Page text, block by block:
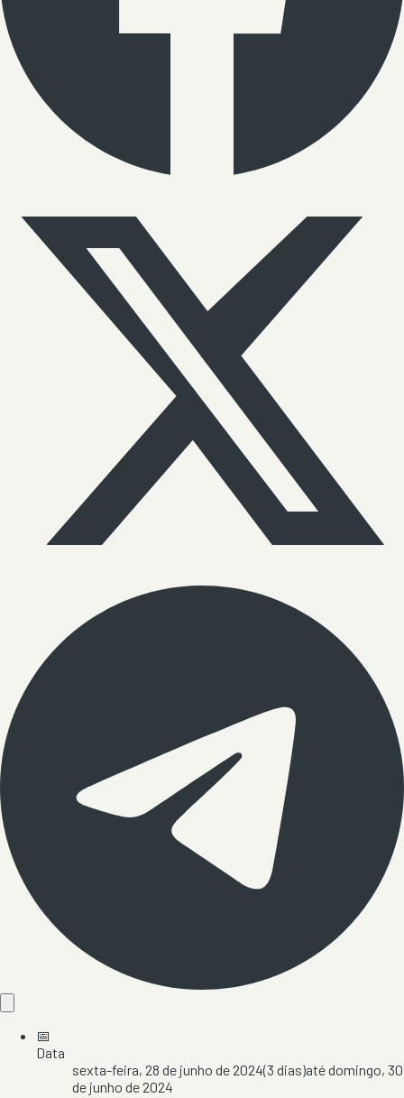
📅
Data
sexta-feira, 28 de junho de 2024(3 dias)atédomingo, 30
de junho de 2024